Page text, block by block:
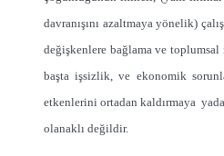
davranışını azaltmaya yönelik)
değişkenlere bağlama ve toplumsal
başta işsizlik, ve ekonomik
etkenlerini ortadan kaldırmaya
olanaklı değildir.